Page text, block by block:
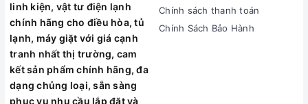
linh kiện, vật tư điện lạnh
chính hãng cho điều hòa, tủ
lạnh, máy giặt với giá cạnh
tranh nhất thị trường, cam
kết sản phẩm chính hãng, đa
dạng chủng loại, sẵn sàng
phục vụ nhu cầu lắp đặt và
Chính sách thanh toán
Chính Sách Bảo Hành